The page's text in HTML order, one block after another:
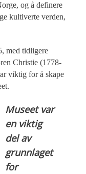
og å definere
kultiverte verden,
med tidligere
Christie (1778-
viktig for å skape
Museet var
en viktig
del av
grunnlaget
for